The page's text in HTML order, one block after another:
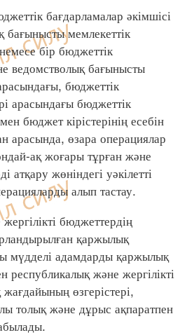
бағдарламалар әкімшісі
мемлекеттік
бір бюджеттік
ведомстволық бағынысты
бюджеттік
арасындағы бюджеттік
бюджет кірістерінің есебін
арасында, өзара операциялар
ақ жоғары тұрған және
атқару жөніндегі уәкілетті
алып тастау.
бюджеттердің
қаржылық
мүдделі адамдарды қаржылық
республикалық және жергілікті
өзгерістері,
толық және дұрыс ақпаратпен